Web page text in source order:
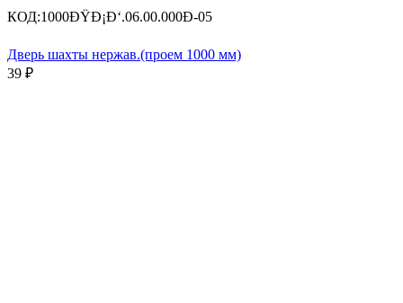
КОД:1000ÐŸÐ¡Ð‘.06.00.000Ð-05
Дверь шахты нержав.(проем 1000 мм)
39 ₽